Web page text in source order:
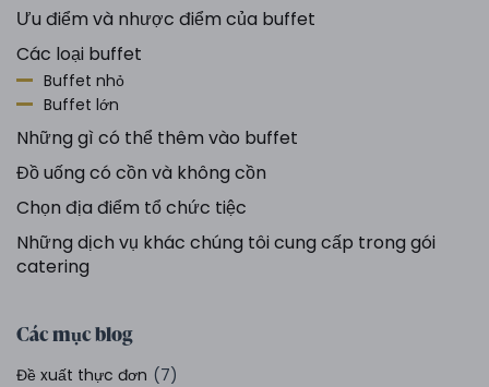
Ưu điểm và nhược điểm của buffet
Các loại buffet
Buffet nhỏ
Buffet lớn
Những gì có thể thêm vào buffet
Đồ uống có cồn và không cồn
Chọn địa điểm tổ chức tiệc
Những dịch vụ khác chúng tôi cung cấp trong gói
catering
Các mục blog
Đề xuất thực đơn (7)